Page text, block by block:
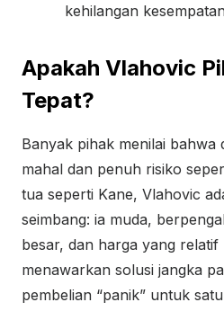
kehilangan
Apakah Vlahovic
Tepat?
Banyak pihak menilai bahwa
mahal dan penuh risiko
tua seperti Kane, Vlahovic
seimbang: ia muda,
besar, dan harga yang relatif
menawarkan solusi jangka
pembelian “panik” untuk